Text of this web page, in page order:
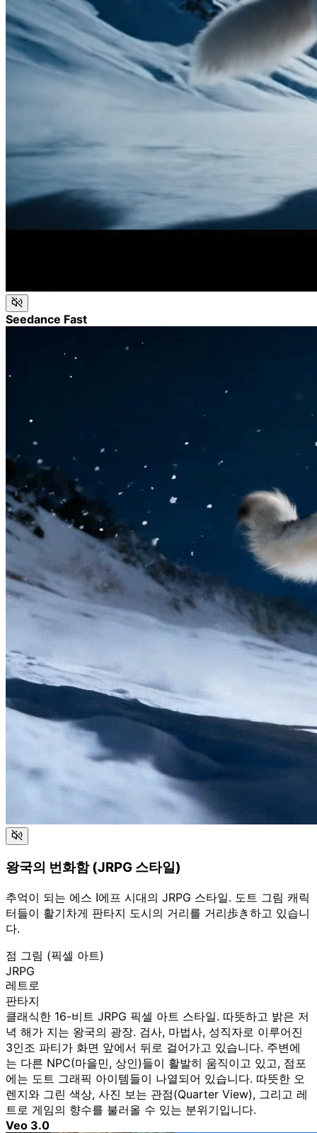
Seedance Fast
왕국의 번화함 (JRPG 스타일)
추억이 되는 에스 ا에프 시대의 JRPG 스타일. 도트 그림 캐릭
터들이 활기차게 판타지 도시의 거리를 거리歩き하고 있습니
다.
점 그림 (픽셀 아트)
JRPG
레트로
판타지
클래식한 16-비트 JRPG 픽셀 아트 스타일. 따뜻하고 밝은 저
녁 해가 지는 왕국의 광장. 검사, 마법사, 성직자로 이루어진
3인조 파티가 화면 앞에서 뒤로 걸어가고 있습니다. 주변에
는 다른 NPC(마을민, 상인)들이 활발히 움직이고 있고, 점포
에는 도트 그래픽 아이템들이 나열되어 있습니다. 따뜻한 오
렌지와 그린 색상, 사진 보는 관점(Quarter View), 그리고 레
트로 게임의 향수를 불러올 수 있는 분위기입니다.
Veo 3.0